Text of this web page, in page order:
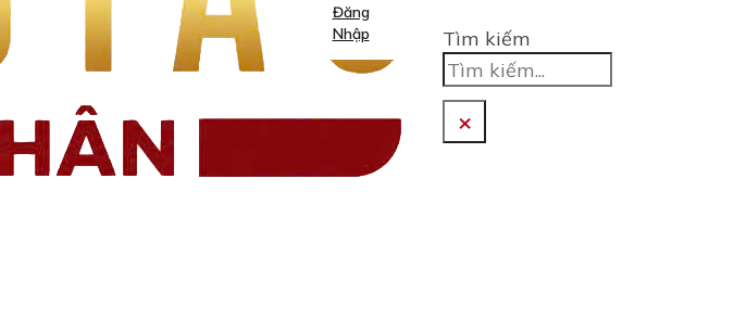
Đăng
Nhập
Tìm kiếm
×